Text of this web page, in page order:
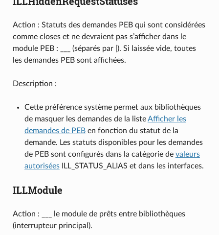
Action : Statuts des demandes PEB qui sont considérées
comme closes et ne devraient pas s’afficher dans le
module PEB : ___ (séparés par |). Si laissée vide, toutes
les demandes PEB sont affichées.
Description :
Cette préférence système permet aux bibliothèques
de masquer les demandes de la listeAfficher les
demandes de PEBen fonction du statut de la
demande. Les statuts disponibles pour les demandes
de PEB sont configurés dans la catégorie de valeurs
autoriséesILL_STATUS_ALIAS et dans les interfaces.
ILLModule
Action : ___ le module de prêts entre bibliothèques
(interrupteur principal).